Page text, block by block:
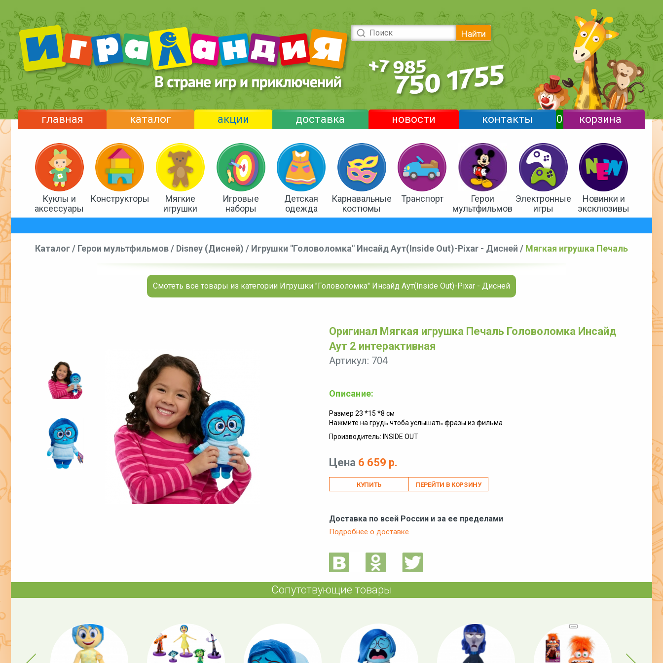
Найти
главная каталог акции доставка новости контакты 0 корзина
Куклы и
аксессуары
Конструкторы
Мягкие
игрушки
Игровые
наборы
Детская
одежда
Карнавальные
костюмы
Транспорт
Герои
мультфильмов
Электронные
игры
Новинки и
эксклюзивы
Каталог / Герои мультфильмов / Disney (Дисней) / Игрушки "Головоломка" Инсайд Аут(Inside Out)-Pixar - Дисней / Мягкая игрушка Печаль
Смотеть все товары из категории Игрушки "Головоломка" Инсайд Аут(Inside Out)-Pixar - Дисней
Оригинал Мягкая игрушка Печаль Головоломка Инсайд
Аут 2 интерактивная
Артикул: 704
Описание:
Размер 23 *15 *8 см
Нажмите на грудь чтоба услышать фразы из фильма
Производитель: INSIDE OUT
Цена 6 659 р.
ПЕРЕЙТИ В КОРЗИНУ
Доставка по всей России и за ее пределами
Подробнее о доставке
Сопутствующие товары